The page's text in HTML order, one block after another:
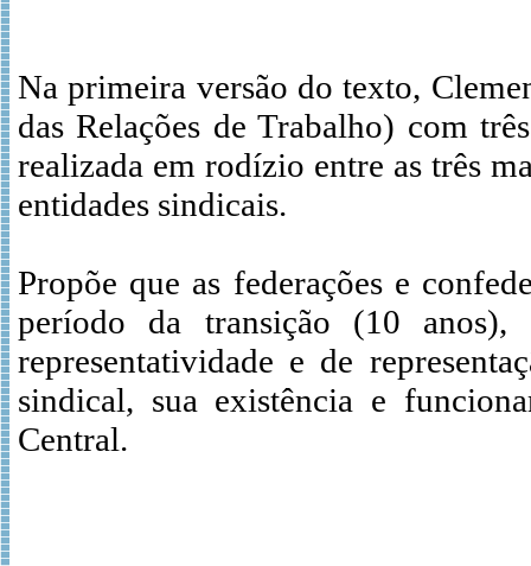
Na primeira versão do texto,
das Relações de Trabalho) com
realizada em rodízio entre as três
entidades sindicais.
Propõe que as federações e
período da transição (10
representatividade e de
sindical, sua existência e
Central.